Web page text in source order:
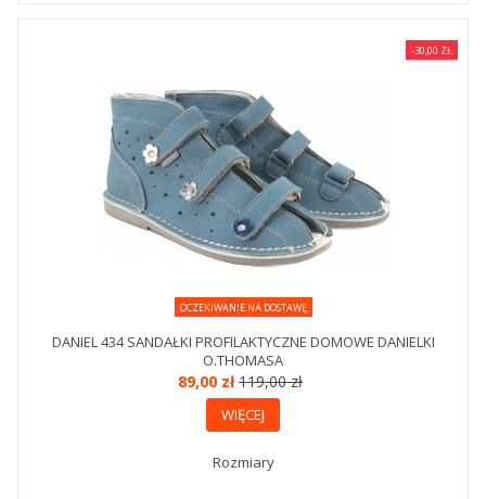
-30,00 ZŁ
OCZEKIWANIE NA DOSTAWĘ
DANIEL 434 SANDAŁKI PROFILAKTYCZNE DOMOWE DANIELKI
O.THOMASA
89,00 zł119,00 zł
WIĘCEJ
Rozmiary